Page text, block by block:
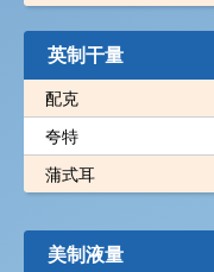
英制干量
配克
夸特
蒲式耳
美制液量